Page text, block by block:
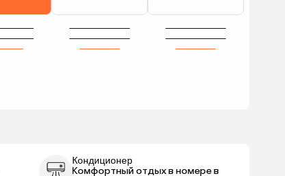
Кондиционер
Комфортный отдых в номере в